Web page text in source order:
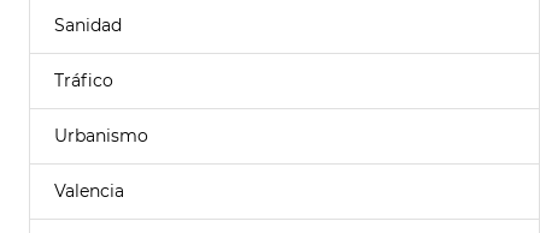
Sanidad
Tráfico
Urbanismo
Valencia